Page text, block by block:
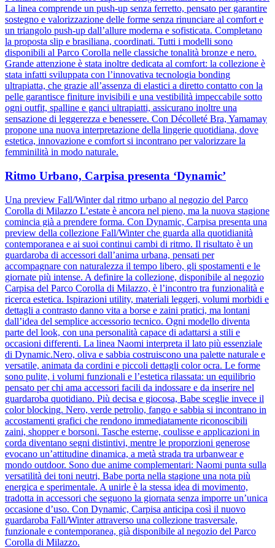
La linea comprende un push-up senza ferretto, pensato per garantire
sostegno e valorizzazione delle forme senza rinunciare al comfort e
un triangolo push-up dall’allure moderna e sofisticata. Completano
la proposta slip e brasiliana, coordinati. Tutti i modelli sono
disponibili al Parco Corolla nelle classiche tonalità bronze e nero.
Grande attenzione è stata inoltre dedicata al comfort: la collezione è
stata infatti sviluppata con l’innovativa tecnologia bonding
ultrapiatta, che grazie all’assenza di elastici a diretto contatto con la
pelle garantisce finiture invisibili e una vestibilità impeccabile sotto
ogni outfit, spalline e ganci ultrapiatti, assicurano inoltre una
sensazione di leggerezza e benessere. Con Décolleté Bra, Yamamay
propone una nuova interpretazione della lingerie quotidiana, dove
estetica, innovazione e comfort si incontrano per valorizzare la
femminilità in modo naturale.
Ritmo Urbano, Carpisa presenta ‘Dynamic’
Una preview Fall/Winter dal ritmo urbano al negozio del Parco
Corolla di Milazzo L’estate è ancora nel pieno, ma la nuova stagione
comincia già a prendere forma. Con Dynamic, Carpisa presenta una
preview della collezione Fall/Winter che guarda alla quotidianità
contemporanea e ai suoi continui cambi di ritmo. Il risultato è un
guardaroba di accessori dall’anima urbana, pensati per
accompagnare con naturalezza il tempo libero, gli spostamenti e le
giornate più intense. A definire la collezione, disponibile al negozio
Carpisa del Parco Corolla di Milazzo, è l’incontro tra funzionalità e
ricerca estetica. Ispirazioni utility, materiali leggeri, volumi morbidi e
dettagli a contrasto danno vita a borse e zaini pratici, ma lontani
dall’idea del semplice accessorio tecnico. Ogni modello diventa
parte del look, con una personalità capace di adattarsi a stili e
occasioni differenti. La linea Naomi interpreta il lato più essenziale
di Dynamic.Nero, oliva e sabbia costruiscono una palette naturale e
versatile, animata da cordini e piccoli dettagli color ocra. Le forme
sono pulite, i volumi funzionali e l’estetica rilassata: un equilibrio
pensato per chi ama accessori facili da indossare e da inserire nel
guardaroba quotidiano. Più decisa e giocosa, Babe sceglie invece il
color blocking. Nero, verde petrolio, fango e sabbia si incontrano in
accostamenti grafici che rendono immediatamente riconoscibili
zaini, shopper e borsoni. Tasche esterne, coulisse e applicazioni in
corda diventano segni distintivi, mentre le proporzioni generose
evocano un’attitudine dinamica, a metà strada tra urbanwear e
mondo outdoor. Sono due anime complementari: Naomi punta sulla
versatilità dei toni neutri, Babe porta nella stagione una nota più
energica e sperimentale. A unirle è la stessa idea di movimento,
tradotta in accessori che seguono la giornata senza imporre un’unica
occasione d’uso. Con Dynamic, Carpisa anticipa così il nuovo
guardaroba Fall/Winter attraverso una collezione trasversale,
funzionale e contemporanea, già disponibile al negozio del Parco
Corolla di Milazzo.